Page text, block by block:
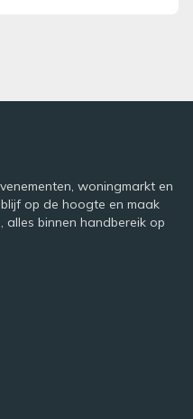
woningmarkt en
op de hoogte en maak
alles binnen handbereik op